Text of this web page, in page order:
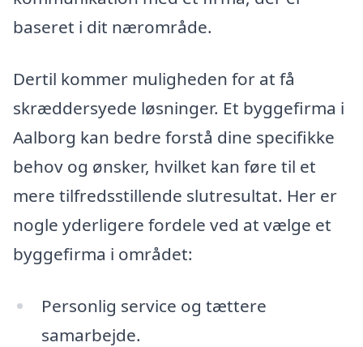
baseret i dit nærområde.
Dertil kommer muligheden for at få
skræddersyede løsninger. Et byggefirma i
Aalborg kan bedre forstå dine specifikke
behov og ønsker, hvilket kan føre til et
mere tilfredsstillende slutresultat. Her er
nogle yderligere fordele ved at vælge et
byggefirma i området:
Personlig service og tættere
samarbejde.